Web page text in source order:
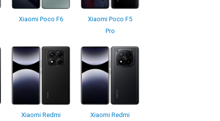
Xiaomi Poco F6
Xiaomi Poco F5
Pro
Xiaomi Redmi
Xiaomi Redmi